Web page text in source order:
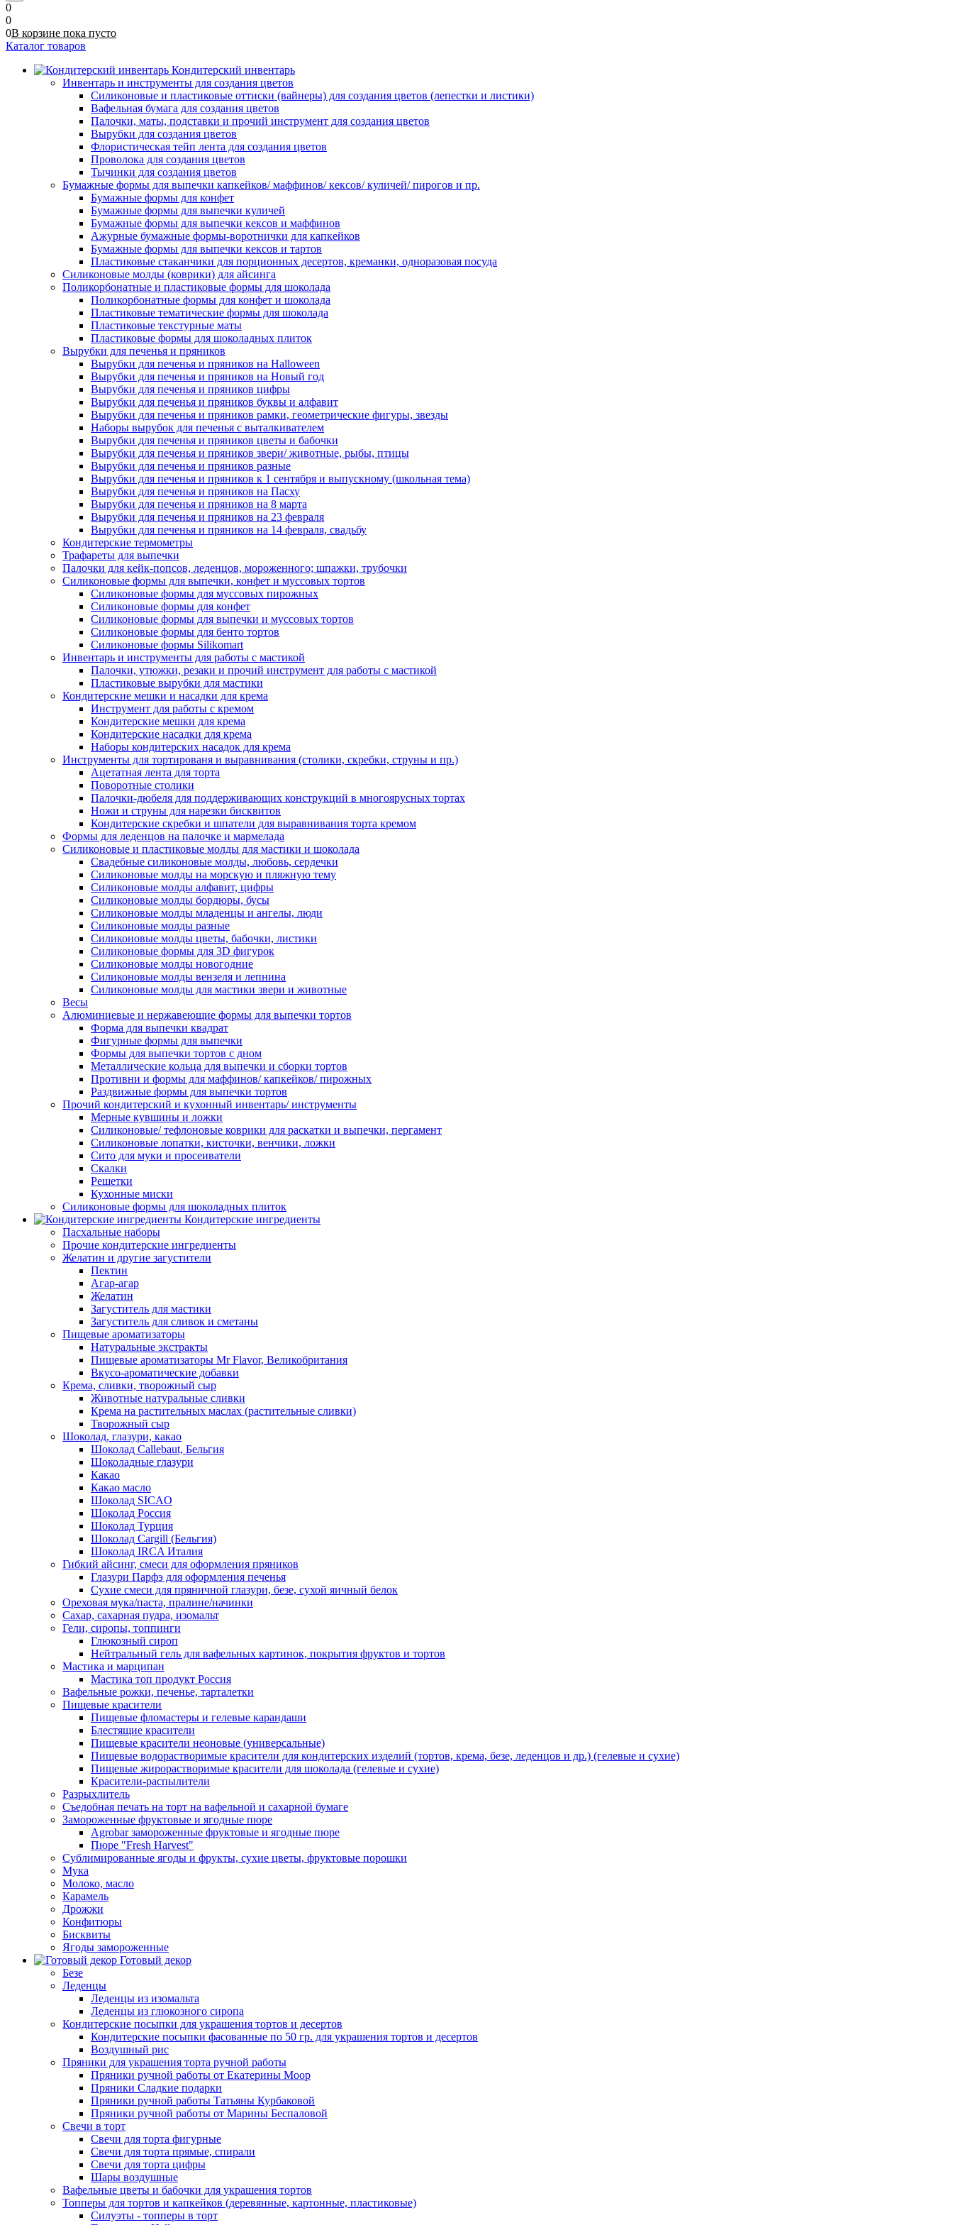
0
0
0В корзине пока пусто
Каталог товаров
Кондитерский инвентарь
Инвентарь и инструменты для создания цветов
Силиконовые и пластиковые оттиски (вайнеры) для создания цветов (лепестки и листики)
Вафельная бумага для создания цветов
Палочки, маты, подставки и прочий инструмент для создания цветов
Вырубки для создания цветов
Флористическая тейп лента для создания цветов
Проволока для создания цветов
Тычинки для создания цветов
Бумажные формы для выпечки капкейков/ маффинов/ кексов/ куличей/ пирогов и пр.
Бумажные формы для конфет
Бумажные формы для выпечки куличей
Бумажные формы для выпечки кексов и маффинов
Ажурные бумажные формы-воротнички для капкейков
Бумажные формы для выпечки кексов и тартов
Пластиковые стаканчики для порционных десертов, креманки, одноразовая посуда
Силиконовые молды (коврики) для айсинга
Поликорбонатные и пластиковые формы для шоколада
Поликорбонатные формы для конфет и шоколада
Пластиковые тематические формы для шоколада
Пластиковые текстурные маты
Пластиковые формы для шоколадных плиток
Вырубки для печенья и пряников
Вырубки для печенья и пряников на Halloween
Вырубки для печенья и пряников на Новый год
Вырубки для печенья и пряников цифры
Вырубки для печенья и пряников буквы и алфавит
Вырубки для печенья и пряников рамки, геометрические фигуры, звезды
Наборы вырубок для печенья с выталкивателем
Вырубки для печенья и пряников цветы и бабочки
Вырубки для печенья и пряников звери/ животные, рыбы, птицы
Вырубки для печенья и пряников разные
Вырубки для печенья и пряников к 1 сентября и выпускному (школьная тема)
Вырубки для печенья и пряников на Пасху
Вырубки для печенья и пряников на 8 марта
Вырубки для печенья и пряников на 23 февраля
Вырубки для печенья и пряников на 14 февраля, свадьбу
Кондитерские термометры
Трафареты для выпечки
Палочки для кейк-попсов, леденцов, мороженного; шпажки, трубочки
Силиконовые формы для выпечки, конфет и муссовых тортов
Силиконовые формы для муссовых пирожных
Силиконовые формы для конфет
Силиконовые формы для выпечки и муссовых тортов
Силиконовые формы для бенто тортов
Силиконовые формы Silikomart
Инвентарь и инструменты для работы с мастикой
Палочки, утюжки, резаки и прочий инструмент для работы с мастикой
Пластиковые вырубки для мастики
Кондитерские мешки и насадки для крема
Инструмент для работы с кремом
Кондитерские мешки для крема
Кондитерские насадки для крема
Наборы кондитерских насадок для крема
Инструменты для тортированя и выравнивания (столики, скребки, струны и пр.)
Ацетатная лента для торта
Поворотные столики
Палочки-дюбеля для поддерживающих конструкций в многоярусных тортах
Ножи и струны для нарезки бисквитов
Кондитерские скребки и шпатели для выравнивания торта кремом
Формы для леденцов на палочке и мармелада
Силиконовые и пластиковые молды для мастики и шоколада
Свадебные силиконовые молды, любовь, сердечки
Силиконовые молды на морскую и пляжную тему
Силиконовые молды алфавит, цифры
Силиконовые молды бордюры, бусы
Силиконовые молды младенцы и ангелы, люди
Силиконовые молды разные
Силиконовые молды цветы, бабочки, листики
Силиконовые формы для 3D фигурок
Силиконовые молды новогодние
Силиконовые молды вензеля и лепнина
Силиконовые молды для мастики звери и животные
Весы
Алюминиевые и нержавеющие формы для выпечки тортов
Форма для выпечки квадрат
Фигурные формы для выпечки
Формы для выпечки тортов с дном
Металлические кольца для выпечки и сборки тортов
Противни и формы для маффинов/ капкейков/ пирожных
Раздвижные формы для выпечки тортов
Прочий кондитерский и кухонный инвентарь/ инструменты
Мерные кувшины и ложки
Силиконовые/ тефлоновые коврики для раскатки и выпечки, пергамент
Силиконовые лопатки, кисточки, венчики, ложки
Сито для муки и просеиватели
Скалки
Решетки
Кухонные миски
Силиконовые формы для шоколадных плиток
Кондитерские ингредиенты
Пасхальные наборы
Прочие кондитерские ингредиенты
Желатин и другие загустители
Пектин
Агар-агар
Желатин
Загуститель для мастики
Загуститель для сливок и сметаны
Пищевые ароматизаторы
Натуральные экстракты
Пищевые ароматизаторы Mr Flavor, Великобритания
Вкусо-ароматические добавки
Крема, сливки, творожный сыр
Животные натуральные сливки
Крема на растительных маслах (растительные сливки)
Творожный сыр
Шоколад, глазури, какао
Шоколад Callebaut, Бельгия
Шоколадные глазури
Какао
Какао масло
Шоколад SICAO
Шоколад Россия
Шоколад Турция
Шоколад Cargill (Бельгия)
Шоколад IRCA Италия
Гибкий айсинг, смеси для оформления пряников
Глазури Парфэ для оформления печенья
Сухие смеси для пряничной глазури, безе, сухой яичный белок
Ореховая мука/паста, пралине/начинки
Сахар, сахарная пудра, изомальт
Гели, сиропы, топпинги
Глюкозный сироп
Нейтральный гель для вафельных картинок, покрытия фруктов и тортов
Мастика и марципан
Мастика топ продукт Россия
Вафельные рожки, печенье, тарталетки
Пищевые красители
Пищевые фломастеры и гелевые карандаши
Блестящие красители
Пищевые красители неоновые (универсальные)
Пищевые водорастворимые красители для кондитерских изделий (тортов, крема, безе, леденцов и др.) (гелевые и сухие)
Пищевые жирорастворимые красители для шоколада (гелевые и сухие)
Красители-распылители
Разрыхлитель
Съедобная печать на торт на вафельной и сахарной бумаге
Замороженные фруктовые и ягодные пюре
Agrobar замороженные фруктовые и ягодные пюре
Пюре "Fresh Harvest"
Сублимированные ягоды и фрукты, сухие цветы, фруктовые порошки
Мука
Молоко, масло
Карамель
Дрожжи
Конфитюры
Бисквиты
Ягоды замороженные
Готовый декор
Безе
Леденцы
Леденцы из изомальта
Леденцы из глюкозного сиропа
Кондитерские посыпки для украшения тортов и десертов
Кондитерские посыпки фасованные по 50 гр. для украшения тортов и десертов
Воздушный рис
Пряники для украшения торта ручной работы
Пряники ручной работы от Екатерины Моор
Пряники Сладкие подарки
Пряники ручной работы Татьяны Курбаковой
Пряники ручной работы от Марины Беспаловой
Свечи в торт
Свечи для торта фигурные
Свечи для торта прямые, спирали
Свечи для торта цифры
Шары воздушные
Вафельные цветы и бабочки для украшения тортов
Топперы для тортов и капкейков (деревянные, картонные, пластиковые)
Силуэты - топперы в торт